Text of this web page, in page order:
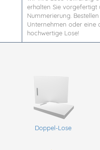
erhalten Sie
Nummerierung.
Unternehmen oder eine
hochwertige Lose!
Doppel-Lose